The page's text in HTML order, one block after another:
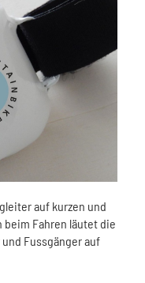
auf kurzen und
beim Fahren läutet die
Fussgänger auf